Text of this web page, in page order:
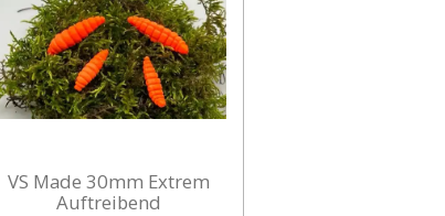
VS Made 30mm Extrem
Auftreibend